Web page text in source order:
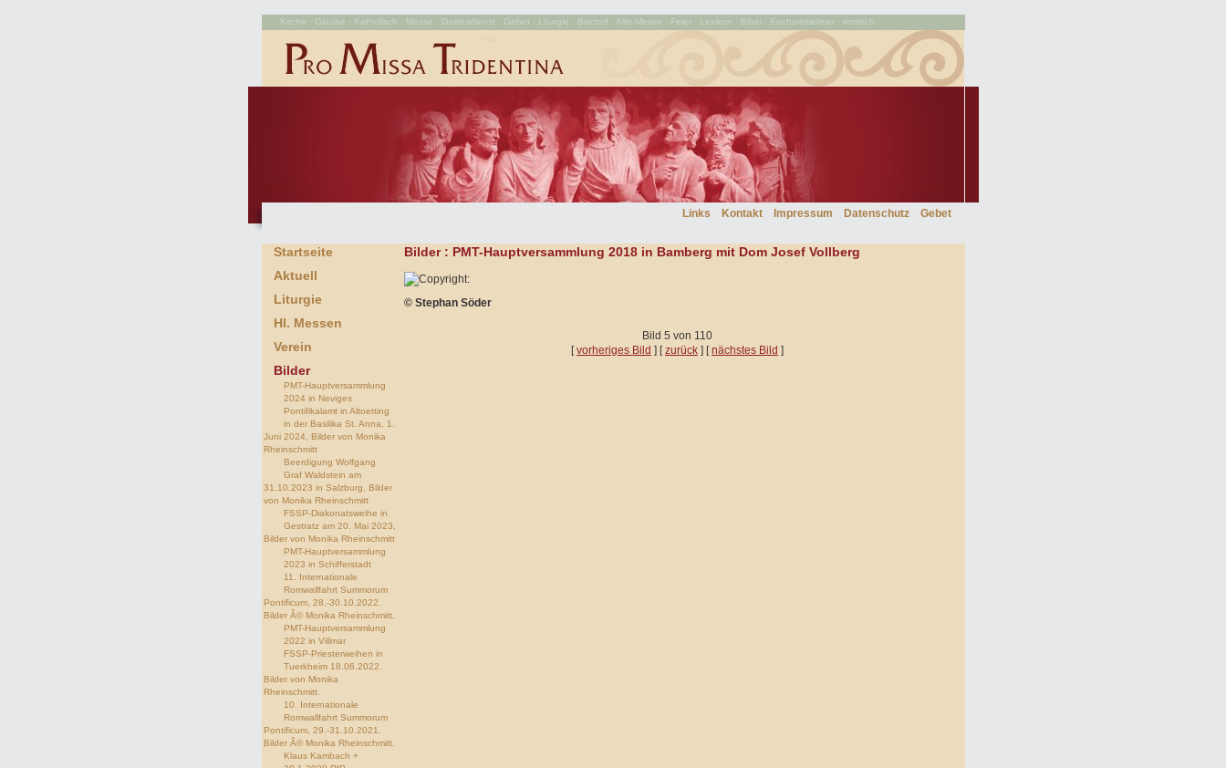
Kirche · Glaube · Katholisch · Messe · Gottesdienst · Gebet · Liturgie · Bischof · Alte-Messe · Feier · Lexikon · Bibel · Eucharistiefeier · römisch
Links Kontakt Impressum Datenschutz Gebet
Startseite
Aktuell
Liturgie
Hl. Messen
Verein
Bilder
PMT-Hauptversammlung
2024 in Neviges
Pontifikalamt in Altoetting
in der Basilika St. Anna, 1.
Juni 2024, Bilder von Monika
Rheinschmitt
Beerdigung Wolfgang
Graf Waldstein am
31.10.2023 in Salzburg, Bilder
von Monika Rheinschmitt
FSSP-Diakonatsweihe in
Gestratz am 20. Mai 2023,
Bilder von Monika Rheinschmitt
PMT-Hauptversammlung
2023 in Schifferstadt
11. Internationale
Romwallfahrt Summorum
Pontificum, 28.-30.10.2022.
Bilder Â© Monika Rheinschmitt.
PMT-Hauptversammlung
2022 in Villmar
FSSP-Priesterweihen in
Tuerkheim 18.06.2022.
Bilder von Monika
Rheinschmitt.
10. Internationale
Romwallfahrt Summorum
Pontificum, 29.-31.10.2021.
Bilder Â© Monika Rheinschmitt.
Klaus Kambach +
Bilder : PMT-Hauptversammlung 2018 in Bamberg mit Dom Josef Vollberg
© Stephan Söder
Bild 5 von 110
[vorheriges Bild ] [zurück ] [nächstes Bild ]